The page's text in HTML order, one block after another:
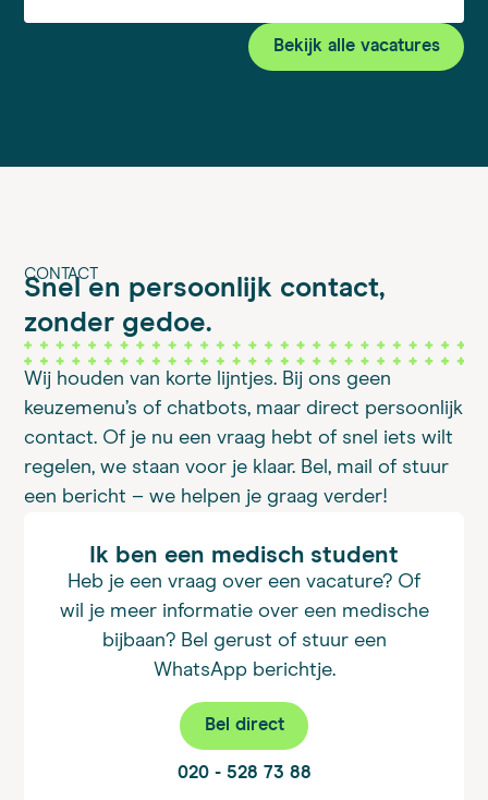
Bekijk alle vacatures
CONTACT
Snel en persoonlijk contact,
zonder gedoe.
Wij houden van korte lijntjes. Bij ons geen
keuzemenu’s of chatbots, maar direct persoonlijk
contact. Of je nu een vraag hebt of snel iets wilt
regelen, we staan voor je klaar. Bel, mail of stuur
een bericht – we helpen je graag verder!
Ik ben een medisch student
Heb je een vraag over een vacature? Of
wil je meer informatie over een medische
bijbaan? Bel gerust of stuur een
WhatsApp berichtje.
Bel direct
020 - 528 73 88